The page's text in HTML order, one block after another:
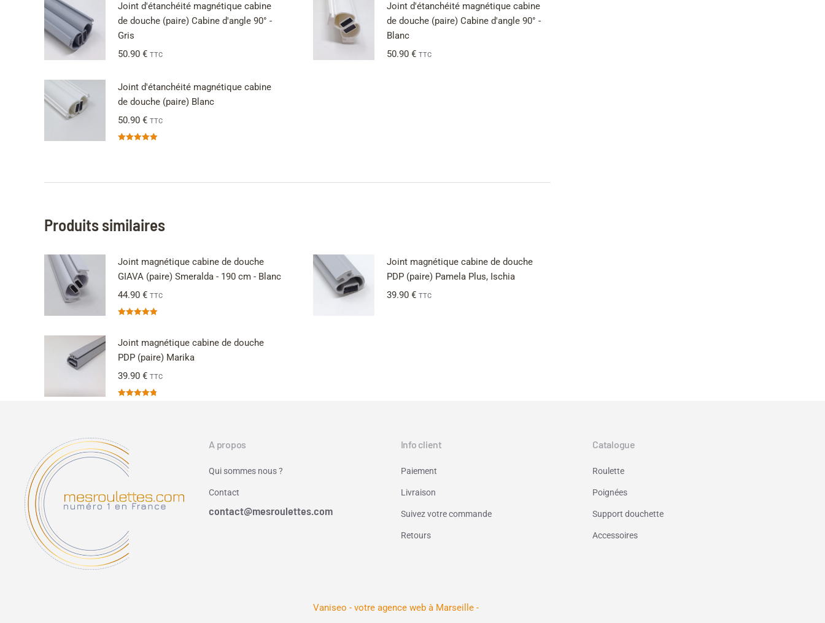
Joint d'étanchéité magnétique cabine
de douche (paire) Cabine d'angle 90° -
Gris
50.90 € TTC
Joint d'étanchéité magnétique cabine
de douche (paire) Cabine d'angle 90° -
Blanc
50.90 € TTC
Joint d'étanchéité magnétique cabine
de douche (paire) Blanc
50.90 € TTC
Produits similaires
Joint magnétique cabine de douche
GIAVA (paire) Smeralda - 190 cm - Blanc
44.90 € TTC
Joint magnétique cabine de douche
PDP (paire) Pamela Plus, Ischia
39.90 € TTC
Joint magnétique cabine de douche
PDP (paire) Marika
39.90 € TTC
A propos
Qui sommes nous ?
Contact
contact@mesroulettes.com
Info client
Paiement
Livraison
Suivez votre commande
Retours
Catalogue
Roulette
Poignées
Support douchette
Accessoires
Vaniseo - votre agence web à Marseille -